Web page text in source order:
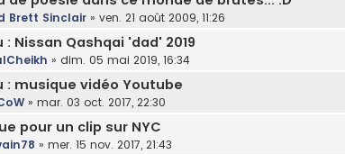
Brett Sinclair » ven. 21 août 2009, 11:26
: Nissan Qashqai 'dad' 2019
» dim. 05 mai 2019, 16:34
: musique vidéo Youtube
» mar. 03 oct. 2017, 22:30
pour un clip sur NYC
» mer. 15 nov. 2017, 21:43